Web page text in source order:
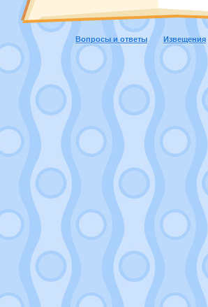
Вопросы и ответы Извещения